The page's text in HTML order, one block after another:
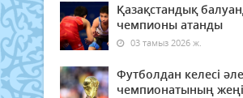
Қазақстандық
чемпионы атанды
03 тамыз 2026 ж.
Футболдан келесі
чемпионатының